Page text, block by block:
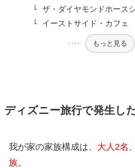
ザ・ダイヤモンドホース
イーストサイド・カフェ
もっと見る
ディズニー旅行で発生し
我が家の家族構成は、 大人2名 、
族。